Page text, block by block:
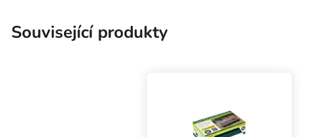
Související produkty